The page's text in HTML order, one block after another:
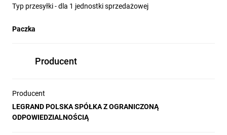
Typ przesyłki - dla 1 jednostki sprzedażowej
Paczka
Producent
Producent
LEGRAND POLSKA SPÓŁKA Z OGRANICZONĄ
ODPOWIEDZIALNOŚCIĄ